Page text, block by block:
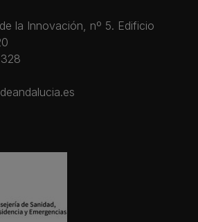
la Innovación, nº 5. Edificio